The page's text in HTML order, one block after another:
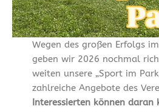
Wegen des großen Erfolgs
geben wir 2026 nochmal
weiten unsere „Sport im
zahlreiche Angebote des
Interessierten können daran